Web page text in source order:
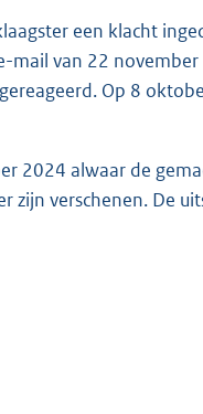
een klacht
mail van 22
Op 8
2024 alwaar de
zijn verschenen. De